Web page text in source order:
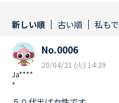
新しい順 古い順 私も
Ja****
*
No.0006
20/04/21 (火) 14:39